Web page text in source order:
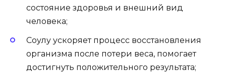
состояние здоровья и внешний вид
человека;
Соулу ускоряет процесс восстановления
организма после потери веса, помогает
достигнуть положительного результата;